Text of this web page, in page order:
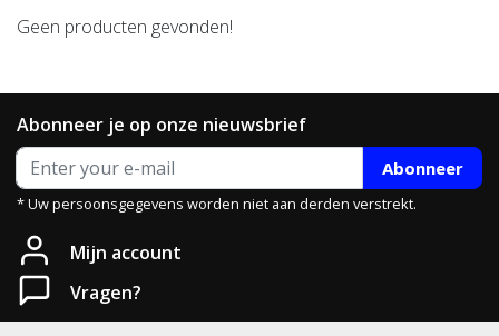
Geen producten gevonden!
Abonneer je op onze nieuwsbrief
Abonneer
* Uw persoonsgegevens worden niet aan derden verstrekt.
Mijn account
Vragen?